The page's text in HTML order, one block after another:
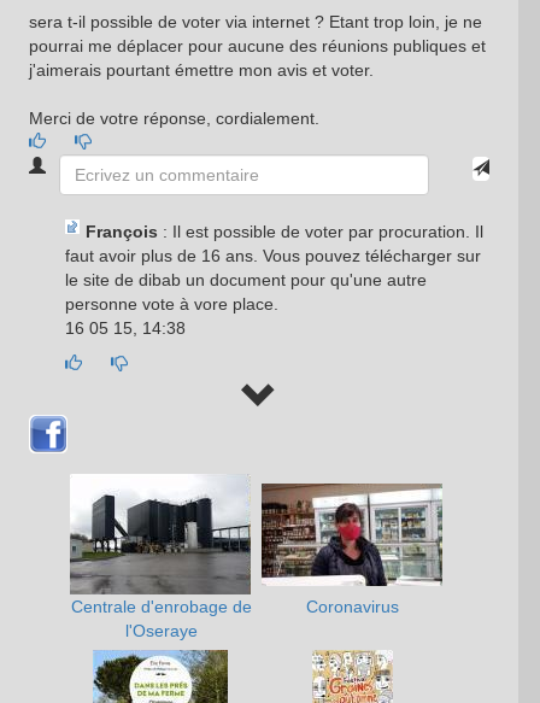
sera t-il possible de voter via internet ? Etant trop loin, je ne
pourrai me déplacer pour aucune des réunions publiques et
j'aimerais pourtant émettre mon avis et voter.
Merci de votre réponse, cordialement.
François : Il est possible de voter par procuration. Il
faut avoir plus de 16 ans. Vous pouvez télécharger sur
le site de dibab un document pour qu'une autre
personne vote à vore place.
16 05 15, 14:38
Centrale d'enrobage de
l'Oseraye
Coronavirus